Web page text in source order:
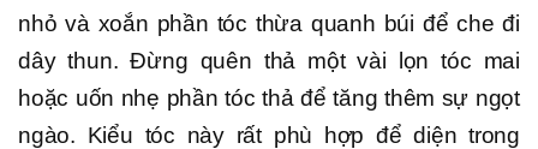
nhỏ và xoắn phần tóc thừa quanh búi để che đi
dây thun. Đừng quên thả một vài lọn tóc mai
hoặc uốn nhẹ phần tóc thả để tăng thêm sự ngọt
ngào. Kiểu tóc này rất phù hợp để diện trong